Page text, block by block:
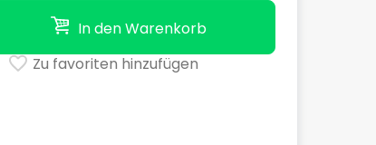
In den Warenkorb
Zu favoriten hinzufügen